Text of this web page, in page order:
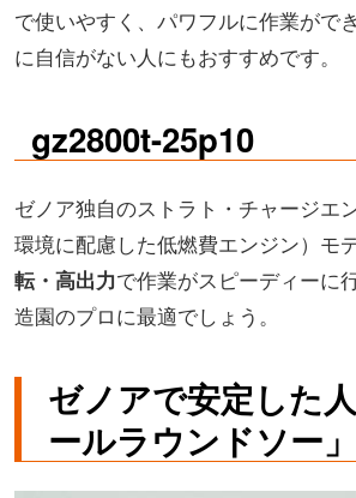
で使いやすく、パワフルに作業がで
に自信がない人にもおすすめです。
gz2800t-25p10
ゼノア独自のストラト・チャージエ
環境に配慮した低燃費エンジン）モデ
転・高出力で作業がスピーディーに
造園のプロに最適でしょう。
ゼノアで安定した
ールラウンドソー」